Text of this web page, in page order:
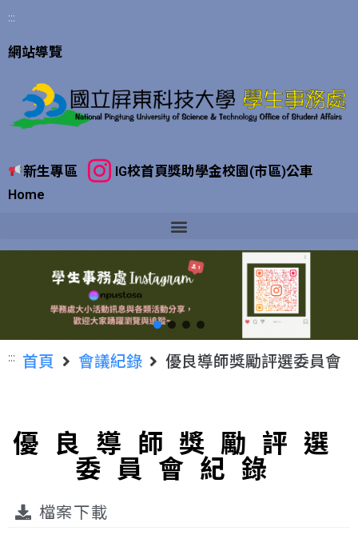
:::
網站導覽
新生專區 IG校首頁獎助學金校園(市區)公車
Home
::: 首頁 會議紀錄 優良導師獎勵評選委員會
優良導師獎勵評選
委員會紀錄
檔案下載